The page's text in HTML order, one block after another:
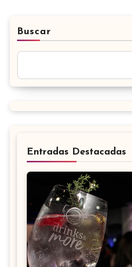
Buscar
Entradas Destacadas